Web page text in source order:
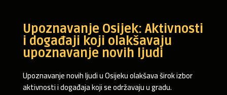
Upoznavanje Osijek: Aktivnosti
i događaji koji olakšavaju
upoznavanje novih ljudi
Upoznavanje novih ljudi u Osijeku olakšava širok izbor
aktivnosti i događaja koji se održavaju u gradu.